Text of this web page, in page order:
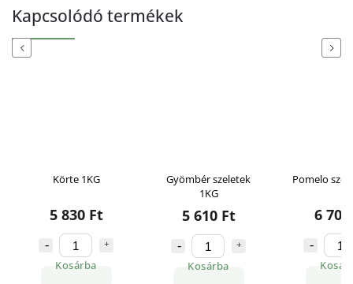
Kapcsolódó termékek
Previous
Körte 1KG
5 830 Ft
Kosárba
Gyömbér szeletek
1KG
5 610 Ft
Kosárba
Pomelo
6
Next